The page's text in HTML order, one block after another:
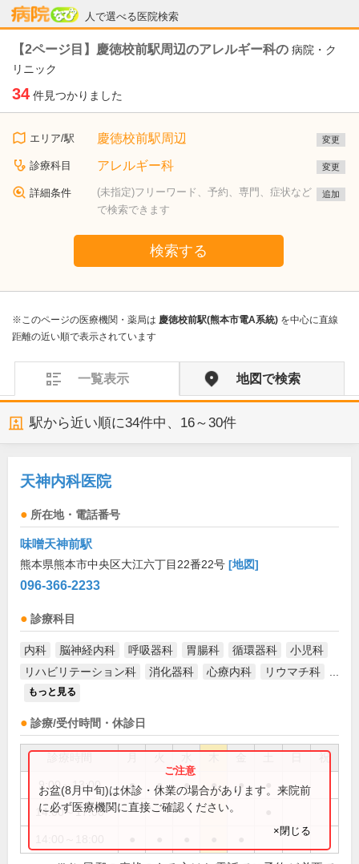
人で選べる医院検索
病院なび
【2ページ目】慶徳校前駅周辺のアレルギー科の 病院・ク
リニック
34 件見つかりました
エリア/駅 慶徳校前駅周辺 変更
診療科目 アレルギー科 変更
詳細条件
(未指定)フリーワード、予約、専門、症状など
で検索できます
追加
検索する
※このページの医療機関・薬局は 慶徳校前駅(熊本市電A系統) を中心に直線
距離の近い順で表示されています
一覧表示 地図で検索
駅から近い順に34件中、 16～30件
天神内科医院
所在地・電話番号
味噌天神前駅
熊本県熊本市中央区大江六丁目22番22号 [地図]
096-366-2233
診療科目
内科 脳神経内科 呼吸器科 胃腸科 循環器科
小児科
リハビリテーション科
消化器科 心療内科 リウマチ科
もっと見る
診療/受付時間・休診日
祝
9:00～13:00 ● ● ● ● ●
14:00～17:00
お盆(8月中旬)は休診・休業の場合があります。来院前
に必ず医療機関に直接ご確認ください。
×閉じる